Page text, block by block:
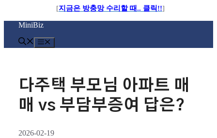
[지금은 방충망 수리할 때.. 클릭!!]
컨
로
MiniBiz
다주택 부모님 아파트 매
매 vs 부담부증여 답은?
2026-02-19